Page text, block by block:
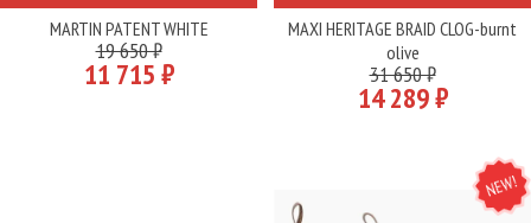
MARTIN PATENT WHITE
19 650 ₽
11 715 ₽
MAXI HERITAGE BRAID CLOG-burnt
olive
31 650 ₽
14 289 ₽
NEW